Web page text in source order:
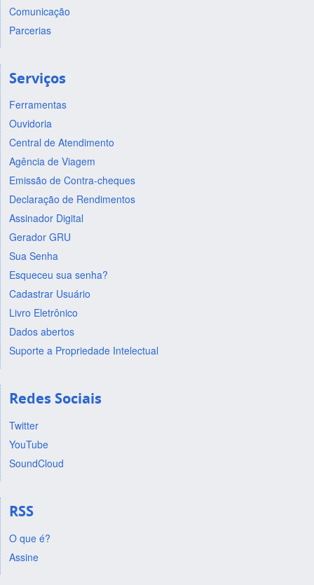
Comunicação
Parcerias
Serviços
Ferramentas
Ouvidoria
Central de Atendimento
Agência de Viagem
Emissão de Contra-cheques
Declaração de Rendimentos
Assinador Digital
Gerador GRU
Sua Senha
Esqueceu sua senha?
Cadastrar Usuário
Livro Eletrônico
Dados abertos
Suporte a Propriedade Intelectual
Redes Sociais
Twitter
YouTube
SoundCloud
RSS
O que é?
Assine